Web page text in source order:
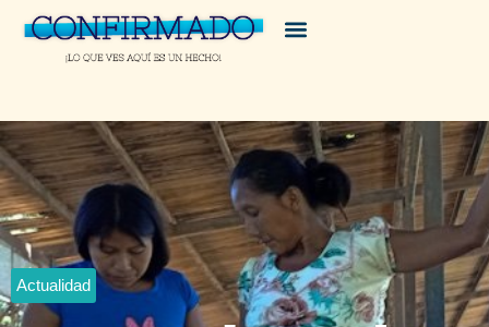
Actualidad